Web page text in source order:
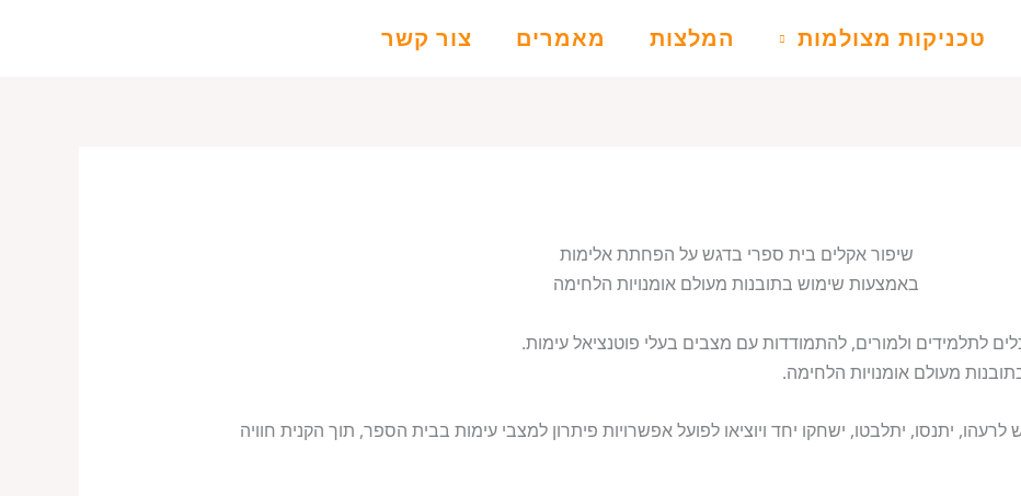
טכניקות מצולמות המלצות מאמרים צור קשר
שיפור אקלים בית ספרי בדגש על הפחתת אלימות
באמצעות שימוש בתובנות מעולם אומנויות הלחימה
לתלמידים ולמורים, להתמודדות עם מצבים בעלי פוטנציאל עימות.
מעולם אומנויות הלחימה.
יתנסו, יתלבטו, ישחקו יחד ויוציאו לפועל אפשרויות פיתרון למצבי עימות בבית הספר, תוך הקנית חוויה